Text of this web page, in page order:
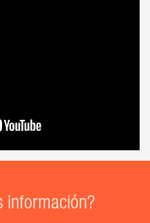
información?